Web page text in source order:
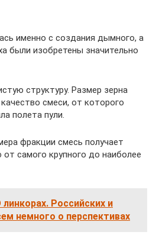
именно с создания дымного, а
были изобретены значительно
структуру. Размер зерна
смеси, от которого
полета пули.
фракции смесь получает
самого крупного до наиболее
линкорах. Российских и
немного о перспективах